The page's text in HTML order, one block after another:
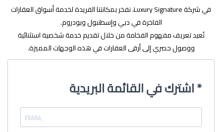
في شركة Luxury Signature، نفخر بمكانتنا الفريدة لخدمة أسواق العقارات
الفاخرة في دبي وإسطنبول وبودروم.
نُعيد تعريف مفهوم الفخامة من خلال تقديم خدمة شخصية استثنائية
ووصول حصري إلى أرقى العقارات في هذه الوجهات المميزة.
اشترك في القائمة البريدية *